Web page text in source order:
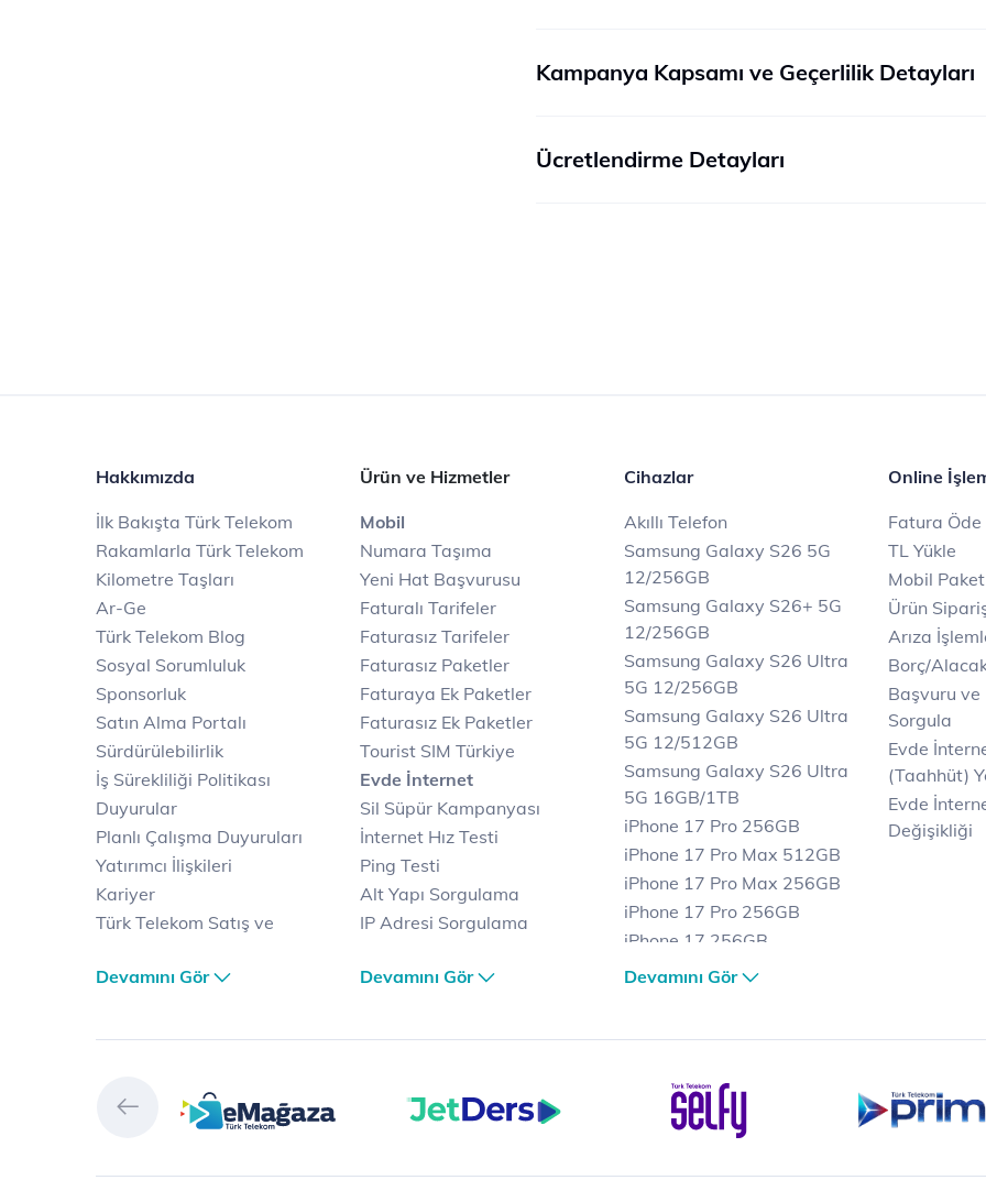
Kampanya Kapsamı ve Geçerlilik Detayları
Ücretlendirme Detayları
Hakkımızda
İlk Bakışta Türk Telekom
Rakamlarla Türk Telekom
Kilometre Taşları
Ar-Ge
Türk Telekom Blog
Sosyal Sorumluluk
Sponsorluk
Satın Alma Portalı
Sürdürülebilirlik
İş Sürekliliği Politikası
Duyurular
Planlı Çalışma Duyuruları
Yatırımcı İlişkileri
Kariyer
Türk Telekom Satış ve
Türk Telekom Finansal
Türk Telekom Afet Tedbirleri
Prime
Devamını Gör
Ürün ve Hizmetler
Mobil
Numara Taşıma
Yeni Hat Başvurusu
Faturalı Tarifeler
Faturasız Tarifeler
Faturasız Paketler
Faturaya Ek Paketler
Faturasız Ek Paketler
Tourist SIM Türkiye
Evde İnternet
Sil Süpür Kampanyası
İnternet Hız Testi
Ping Testi
Alt Yapı Sorgulama
IP Adresi Sorgulama
Avantajlı İnternet
Fiber İnternet
İnternet Kampanyaları
Ev Telefonu
Devamını Gör
Cihazlar
Akıllı Telefon
Samsung Galaxy S26 5G
12/256GB
Samsung Galaxy S26+ 5G
12/256GB
Samsung Galaxy S26 Ultra
5G 12/256GB
Samsung Galaxy S26 Ultra
5G 12/512GB
Samsung Galaxy S26 Ultra
5G 16GB/1TB
iPhone 17 Pro 256GB
iPhone 17 Pro Max 512GB
iPhone 17 Pro Max 256GB
iPhone 17 Pro 256GB
iPhone 17 256GB
iPhone 17 Air 256GB
Casper Nirvana C370
Notebook
Devamını Gör
Online
Fatura Öde
TL Yükle
Mobil
Ürün
Arıza
Borç/
Başvuru ve
Sorgula
Evde
(Taahhüt)
Evde
Değişikliği